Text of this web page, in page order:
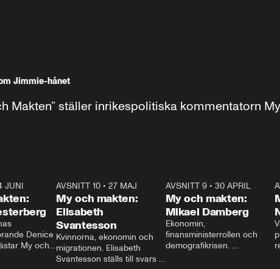
Jimmie-hånet
Makten” ställer inrikespolitiska kommentatorn
23:40
JUNI
Denice
My och
AVSNITT 10 •27 MAJ
My och makten:
Elisabeth
Svantesson
Kvinnorna, ekonomin och
migrationen. Elisabeth
Svantesson ställs till svars
AVSNITT 9• 30 APRIL
My och makten:
Mikael Damberg
Ekonomin,
finansministerrollen och
demografikrisen.